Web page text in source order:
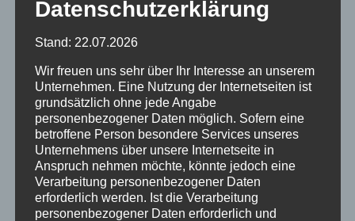
SONNENSTUDIO SOLE MIO
Datenschutzerklärung
Stand: 22.07.2026
Wir freuen uns sehr über Ihr Interesse an unserem
Unternehmen. Eine Nutzung der Internetseiten ist
grundsätzlich ohne jede Angabe
personenbezogener Daten möglich. Sofern eine
betroffene Person besondere Services unseres
Unternehmens über unsere Internetseite in
Anspruch nehmen möchte, könnte jedoch eine
Verarbeitung personenbezogener Daten
erforderlich werden. Ist die Verarbeitung
personenbezogener Daten erforderlich und